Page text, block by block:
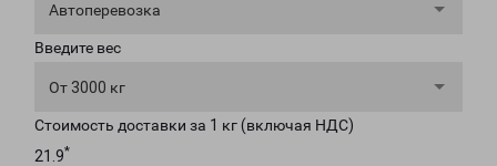
Автоперевозка
Введите вес
От 3000 кг
Стоимость доставки за 1 кг (включая НДС)
21.9*